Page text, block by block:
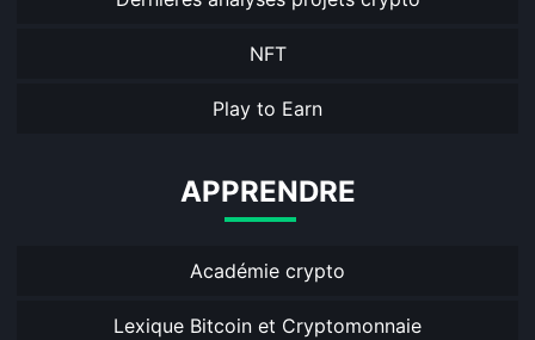
NFT
Play to Earn
APPRENDRE
Académie crypto
Lexique Bitcoin et Cryptomonnaie